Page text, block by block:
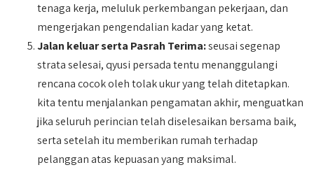
tenaga kerja, meluluk perkembangan pekerjaan, dan
mengerjakan pengendalian kadar yang ketat.
Jalan keluar serta Pasrah Terima:seusai segenap
strata selesai, qyusi persada tentu menanggulangi
rencana cocok oleh tolak ukur yang telah ditetapkan.
kita tentu menjalankan pengamatan akhir, menguatkan
jika seluruh perincian telah diselesaikan bersama baik,
serta setelah itu memberikan rumah terhadap
pelanggan atas kepuasan yang maksimal.